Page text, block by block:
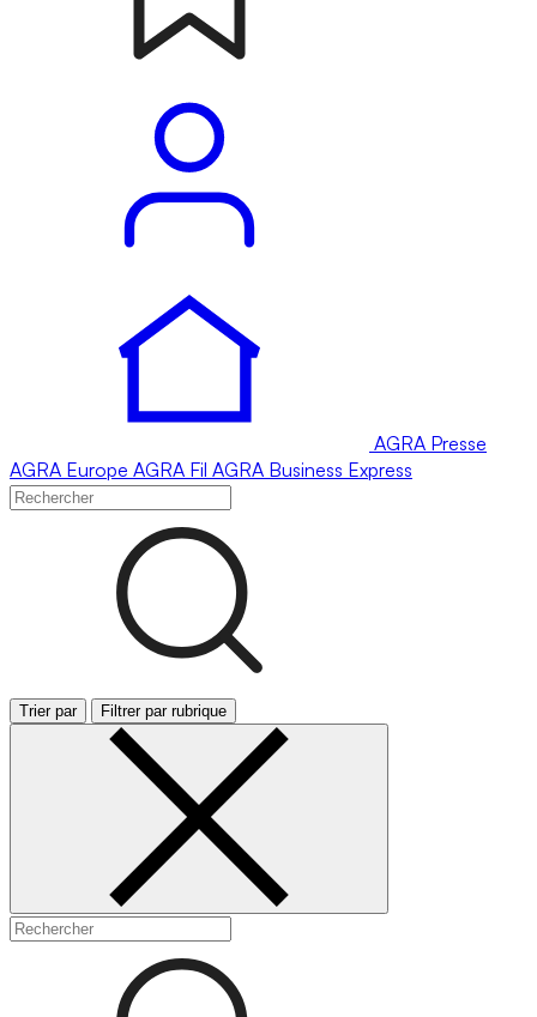
AGRA Presse
AGRA Europe AGRA Fil AGRA Business Express
Trier par Filtrer par rubrique